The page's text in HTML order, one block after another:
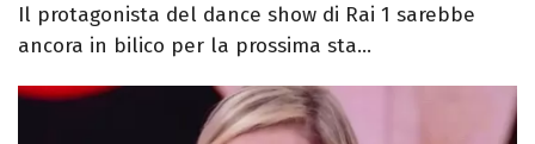
Il protagonista del dance show di Rai 1 sarebbe
ancora in bilico per la prossima sta...